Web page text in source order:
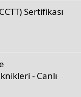
Sertifikası
- Canlı